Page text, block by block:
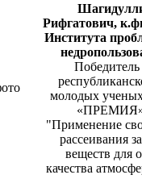
Рифгатович,
Института
Победитель
молодых
"Применение
рассеивания
веществ для
качества